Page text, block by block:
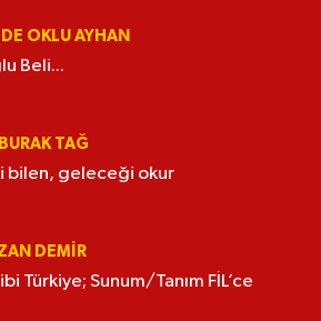
OKLU AYHAN
Beli...
TAĞ
bilen, geleceği okur
DEMİR
Türkiye; Sunum/Tanım FİL’ce